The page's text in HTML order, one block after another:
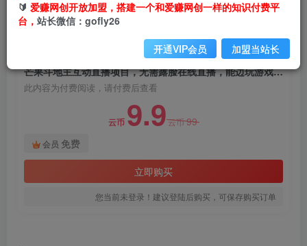
2年前发布
关注 私信
芒果斗地主互动直播项目，无需露脸在线直播，能边玩游戏边赚钱
此内容为付费阅读，请付费后查看
云币 9.9云币99
会员 免费
立即购买
您当前未登录！建议登陆后购买，可保存购买订单
🔰 爱赚网创开放加盟，搭建一个和爱赚网创一样的知识付费平
台， 站长微信：gofly26
开通VIP会员 加盟当站长